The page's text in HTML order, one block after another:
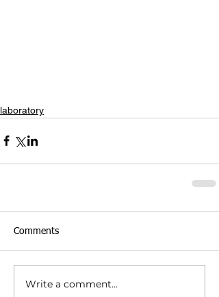
laboratory
Comments
Write a comment...